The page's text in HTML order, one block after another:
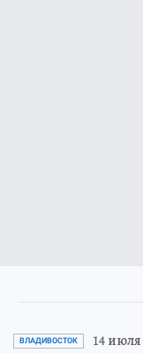
ВЛАДИВОСТОК 14 июля